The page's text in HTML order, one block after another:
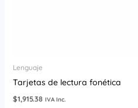
Lenguaje
Tarjetas de lectura fonética
$1,915.38 IVA Inc.